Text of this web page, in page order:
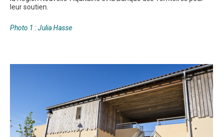
leur soutien.
Photo 1 : Julia Hasse